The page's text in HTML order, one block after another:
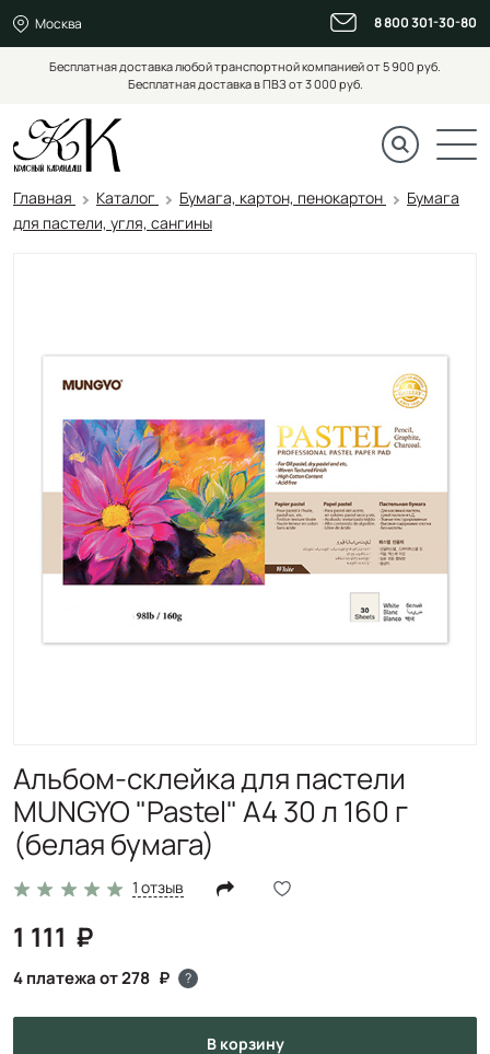
Москва 8 800 301-30-80
Бесплатная доставка любой транспортной компанией от 5 900 руб.
Бесплатная доставка в ПВЗ от 3 000 руб.
Главная Каталог Бумага, картон, пенокартон
Бумага
для пастели, угля, сангины
Альбом-склейка для пастели
MUNGYO "Pastel" А4 30 л 160 г
(белая бумага)
1 отзыв
1 111
4 платежа от 278 ?
в корзину